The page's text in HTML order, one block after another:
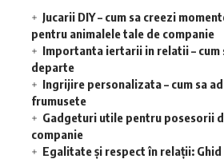
Jucarii DIY – cum sa creezi
pentru animalele tale de companie
Importanta iertarii in relatii – cum
departe
Ingrijire personalizata – cum sa
frumusete
Gadgeturi utile pentru posesorii
companie
Egalitate și respect în relații: